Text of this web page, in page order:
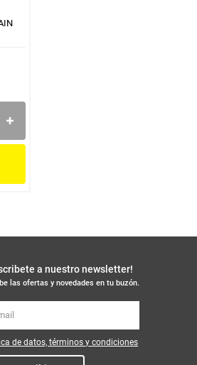
a nuestro newsletter!
las ofertas y novedades en tu buzón.
de datos, términos y condiciones